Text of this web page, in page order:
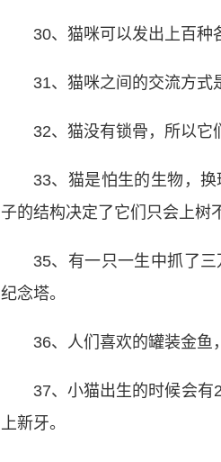
30、猫咪可以发出上百种
31、猫咪之间的交流方式
32、猫没有锁骨，所以它
33、猫是怕生的生物，
子的结构决定了它们只会上树
35、有一只一生中抓了
纪念塔。
36、人们喜欢的罐装金鱼
37、小猫出生的时候会
上新牙。